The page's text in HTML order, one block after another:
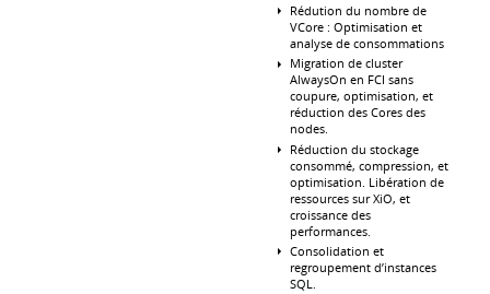
Rédution du nombre de
VCore : Optimisation et
analyse de consommations
Migration de cluster
AlwaysOn en FCI sans
coupure, optimisation, et
réduction des Cores des
nodes.
Réduction du stockage
consommé, compression, et
optimisation. Libération de
ressources sur XiO, et
croissance des
performances.
Consolidation et
regroupement d’instances
SQL.